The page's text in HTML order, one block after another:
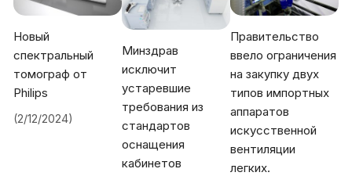
Новый
спектральный
томограф от
Philips
(2/12/2024)
Минздрав
исключит
устаревшие
требования из
стандартов
оснащения
кабинетов
Правительство
ввело ограничения
на закупку двух
типов импортных
аппаратов
искусственной
вентиляции
легких.